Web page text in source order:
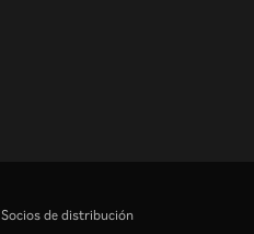
Socios de distribución